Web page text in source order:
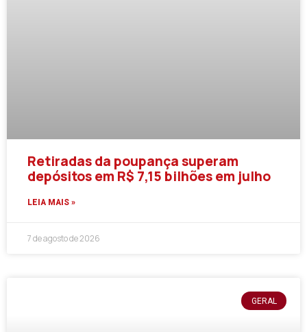
Retiradas da poupança superam
depósitos em R$ 7,15 bilhões em julho
LEIA MAIS »
7 de agosto de 2026
GERAL